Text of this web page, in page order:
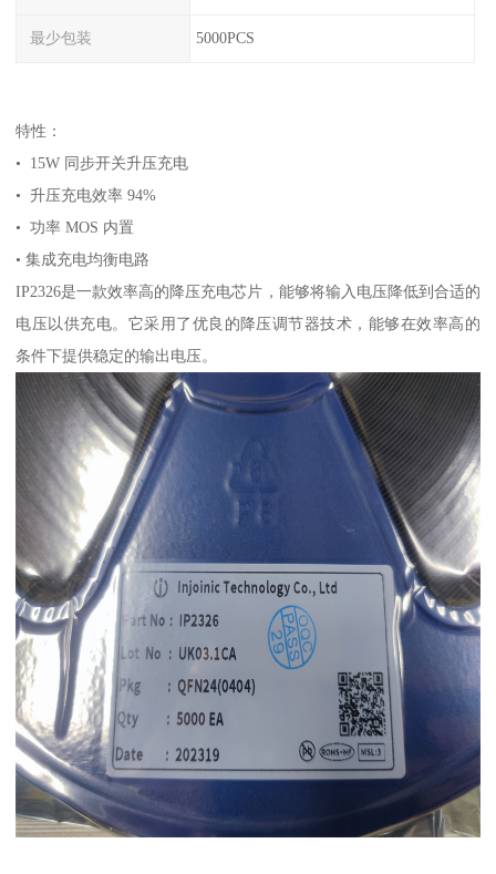
最少包装 5000PCS
特性：
• 15W 同步开关升压充电
• 升压充电效率 94%
• 功率 MOS 内置
• 集成充电均衡电路
IP2326是一款效率高的降压充电芯片，能够将输入电压降低到合适的
电压以供充电。它采用了优良的降压调节器技术，能够在效率高的
条件下提供稳定的输出电压。